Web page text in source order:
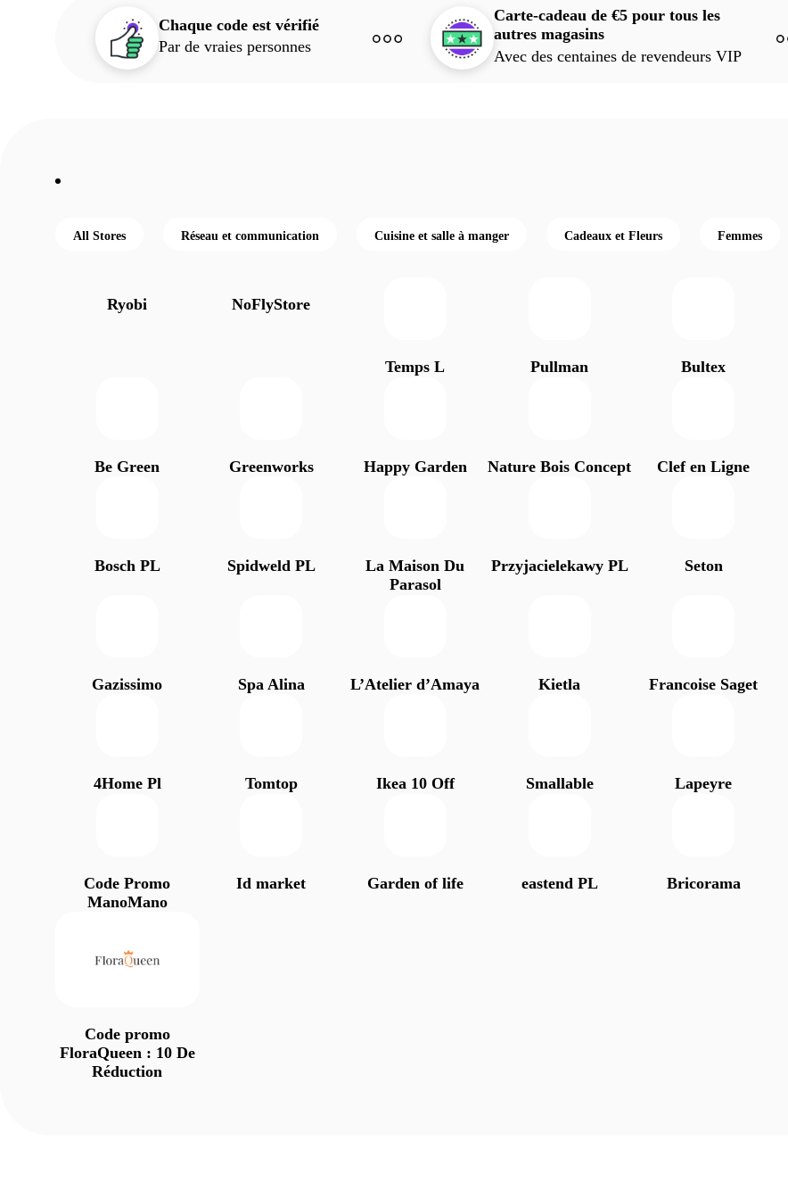
Chaque code est vérifié
Par de vraies personnes
Carte-cadeau de €5 pour tous les
autres magasins
Avec des centaines de revendeurs VIP
All Stores Réseau et communication Cuisine et salle à manger Cadeaux et Fleurs Femmes
Ryobi NoFlyStore
Temps L Pullman Bultex
Be Green Greenworks Happy Garden Nature Bois Concept Clef en Ligne
Bosch PL Spidweld PL
La Maison Du
Parasol
Przyjacielekawy PL Seton
Gazissimo Spa Alina L’Atelier d’Amaya Kietla Francoise Saget
4Home Pl Tomtop Ikea 10 Off Smallable Lapeyre
Code Promo
ManoMano
Id market Garden of life eastend PL Bricorama
Code promo
FloraQueen : 10 De
Réduction